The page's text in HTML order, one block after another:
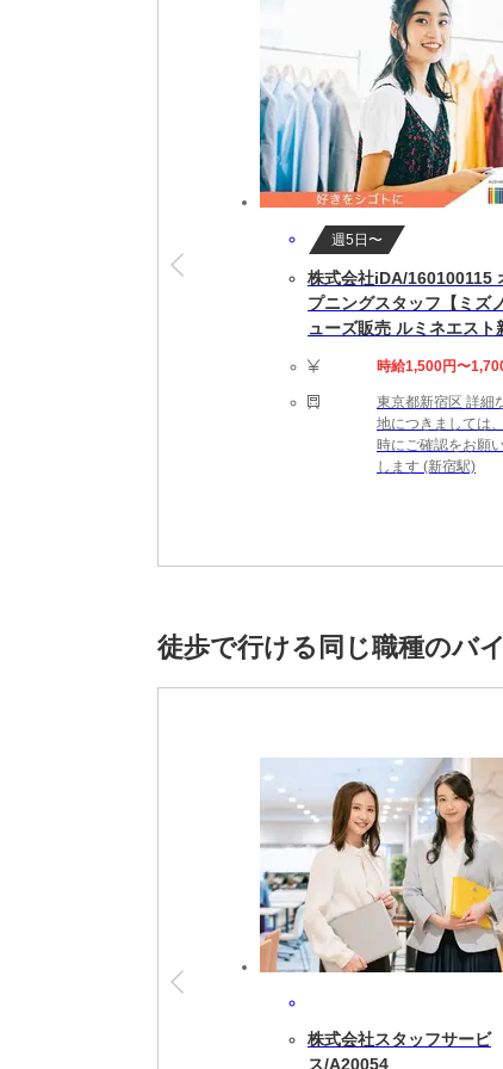
就業開始後も専属担当者がしっかりフォ
※就業開始前に来社が必要な場合があり
【勤務詳細】
09:00～18:00 実働8時間 休憩60分 残
完全週休2日制（土日祝休み）
即日～長期(3ヶ月以上)
★勤務スタート日はご相談可能です。ご
【勤務地備考】
◆公共交通機関のみ、テレ相談可能◆職
【応募資格】
【活かせる経験】 セキュリティ対策や
週5日〜
株式会社iDA/160100115
プニングスタッフ【ミズ
ューズ販売 ルミネエスト
時給1,500円〜
東京都新宿区 詳細
地につきましては
時にご確認をお願
します (新宿駅)
徒歩で行ける同じ職種のバ
株式会社スタッフサービ
ス/A20054